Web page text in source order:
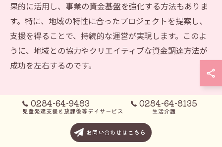
果的に活用し、事業の資金基盤を強化する方法もありま
す。特に、地域の特性に合ったプロジェクトを提案し、
支援を得ることで、持続的な運営が実現します。このよ
うに、地域との協力やクリエイティブな資金調達方法が
成功を左右するのです。
成功事例から学ぶ運営戦略のポイント
0284-64-9483
児童発達支援と放課後等デイサービス
0284-64-8135
生活介護
お問い合わせはこちら